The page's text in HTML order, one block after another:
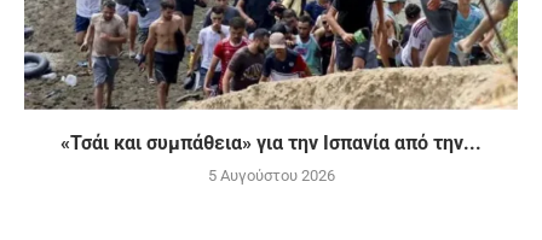
«Τσάι και συμπάθεια» για την Ισπανία από την...
5 Αυγούστου 2026